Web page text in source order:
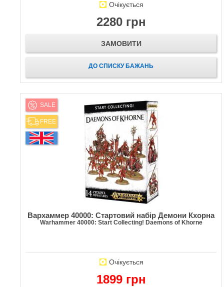
Очікується
2280 грн
ЗАМОВИТИ
ДО СПИСКУ БАЖАНЬ
SALE
FREE
Вархаммер 40000: Стартовий набір Демони Кхорна
Warhammer 40000: Start Collecting! Daemons of Khorne
Очікується
1899 грн